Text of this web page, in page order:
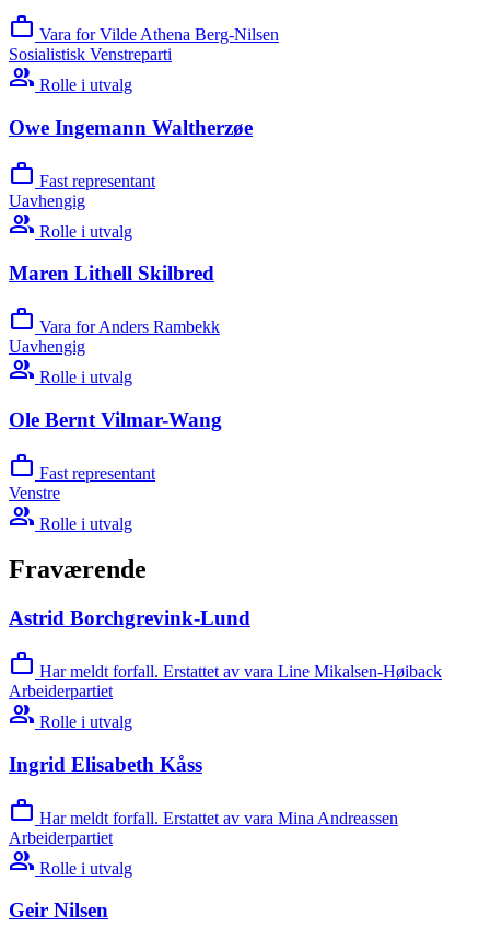
work Vara for Vilde Athena Berg-Nilsen
Sosialistisk Venstreparti
group Rolle i utvalg
Owe Ingemann Waltherzøe
work Fast representant
Uavhengig
group Rolle i utvalg
Maren Lithell Skilbred
work Vara for Anders Rambekk
Uavhengig
group Rolle i utvalg
Ole Bernt Vilmar-Wang
work Fast representant
Venstre
group Rolle i utvalg
Fraværende
Astrid Borchgrevink-Lund
work Har meldt forfall. Erstattet av vara Line Mikalsen-Høiback
Arbeiderpartiet
group Rolle i utvalg
Ingrid Elisabeth Kåss
work Har meldt forfall. Erstattet av vara Mina Andreassen
Arbeiderpartiet
group Rolle i utvalg
Geir Nilsen